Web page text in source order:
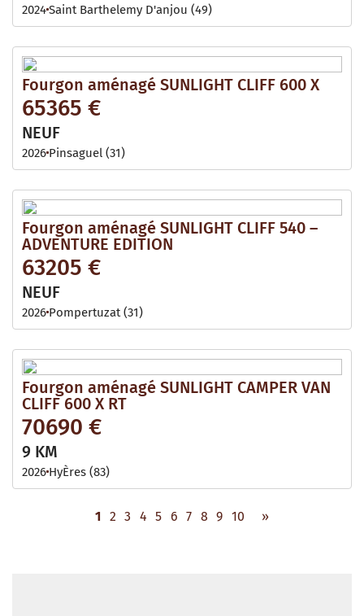
2024Saint Barthelemy D'anjou (49)
Fourgon aménagé SUNLIGHT CLIFF 600 X
65365 €
NEUF
2026 Pinsaguel (31)
Fourgon aménagé SUNLIGHT CLIFF 540 –
ADVENTURE EDITION
63205 €
NEUF
2026 Pompertuzat (31)
Fourgon aménagé SUNLIGHT CAMPER VAN
CLIFF 600 X RT
70690 €
9 KM
2026 HyÈres (83)
1 2 3 4 5 6 7 8 9 10 »